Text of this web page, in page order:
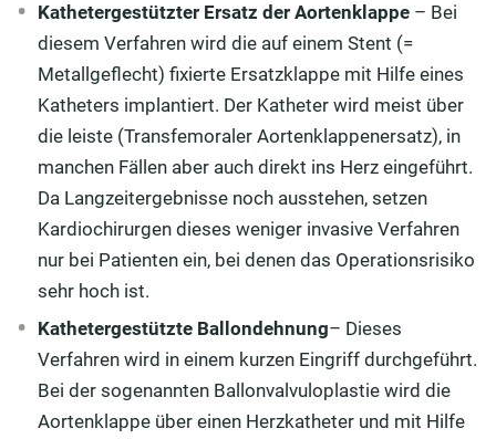
Kathetergestützter Ersatz der Aortenklappe – Bei
diesem Verfahren wird die auf einem Stent (=
Metallgeflecht) fixierte Ersatzklappe mit Hilfe eines
Katheters implantiert. Der Katheter wird meist über
die leiste (Transfemoraler Aortenklappenersatz), in
manchen Fällen aber auch direkt ins Herz eingeführt.
Da Langzeitergebnisse noch ausstehen, setzen
Kardiochirurgen dieses weniger invasive Verfahren
nur bei Patienten ein, bei denen das Operationsrisiko
sehr hoch ist.
Kathetergestützte Ballondehnung– Dieses
Verfahren wird in einem kurzen Eingriff durchgeführt.
Bei der sogenannten Ballonvalvuloplastie wird die
Aortenklappe über einen Herzkatheter und mit Hilfe